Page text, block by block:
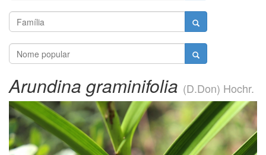
Arundina graminifolia (D.Don) Hochr.